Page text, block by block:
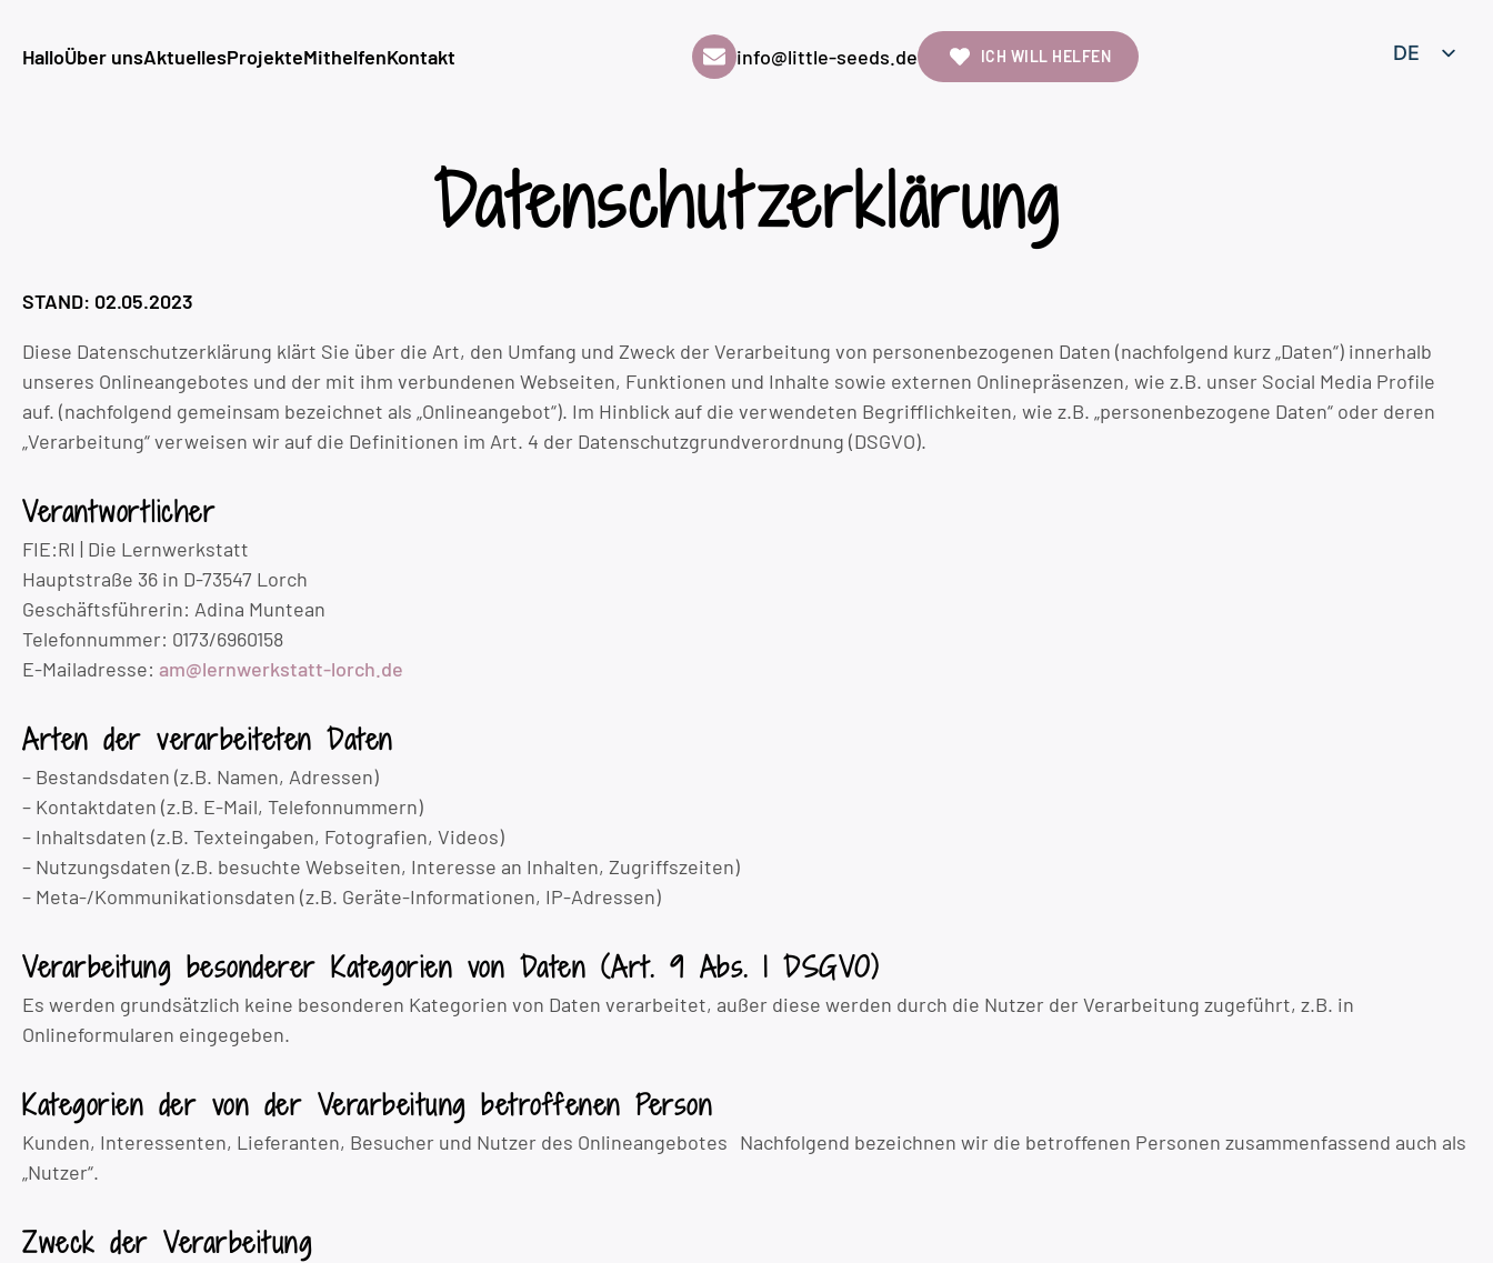
HalloÜber unsAktuellesProjekteMithelfenKontakt info@little-seeds.de ICH WILL HELFEN
DE
Datenschutz­erklärung
STAND: 02.05.2023
Diese Datenschutzerklärung klärt Sie über die Art, den Umfang und Zweck der Verarbeitung von personenbezogenen Daten (nachfolgend kurz „Daten“) innerhalb
unseres Onlineangebotes und der mit ihm verbundenen Webseiten, Funktionen und Inhalte sowie externen Onlinepräsenzen, wie z.B. unser Social Media Profile
auf. (nachfolgend gemeinsam bezeichnet als „Onlineangebot“). Im Hinblick auf die verwendeten Begrifflichkeiten, wie z.B. „personenbezogene Daten“ oder deren
„Verarbeitung“ verweisen wir auf die Definitionen im Art. 4 der Datenschutzgrundverordnung (DSGVO).
Verantwortlicher
FIE:RI | Die Lernwerkstatt
Hauptstraße 36 in D-73547 Lorch
Geschäftsführerin: Adina Muntean
Telefonnummer: 0173/6960158
E-Mailadresse: am@lernwerkstatt-lorch.de
Arten der verarbeiteten Daten
– Bestandsdaten (z.B. Namen, Adressen)
– Kontaktdaten (z.B. E-Mail, Telefonnummern)
– Inhaltsdaten (z.B. Texteingaben, Fotografien, Videos)
– Nutzungsdaten (z.B. besuchte Webseiten, Interesse an Inhalten, Zugriffszeiten)
– Meta-/Kommunikationsdaten (z.B. Geräte-Informationen, IP-Adressen)
Verarbeitung besonderer Kategorien von Daten (Art. 9 Abs. 1 DSGVO)
Es werden grundsätzlich keine besonderen Kategorien von Daten verarbeitet, außer diese werden durch die Nutzer der Verarbeitung zugeführt, z.B. in
Onlineformularen eingegeben.
Kategorien der von der Verarbeitung betroffenen Person
Kunden, Interessenten, Lieferanten, Besucher und Nutzer des Onlineangebotes Nachfolgend bezeichnen wir die betroffenen Personen zusammenfassend auch als
„Nutzer“.
Zweck der Verarbeitung